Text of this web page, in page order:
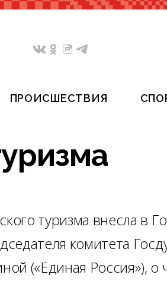
ПРОИСШЕСТВИЯ
туризма внесла в
комитета
(«Единая Россия»), о